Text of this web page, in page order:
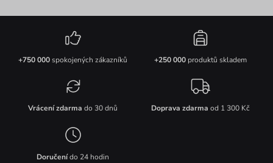
+750 000spokojených zákazníků +250 000produktů skladem
Vrácení zdarma do 30 dnů Doprava zdarma od 1 300 Kč
Doručenído 24 hodin